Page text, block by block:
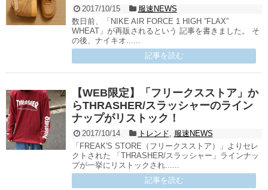
2017/10/15
服速NEWS
数日前、「NIKE AIR FORCE 1 HIGH ”FLAX”
WHEAT」が再販されるという 記事を書きました。 そ
の後、ナイキオ......
記事を読む
【WEB限定】「フリークスストア」か
らTHRASHER/スラッシャーのライン
ナップがリストック！
2017/10/14 トレンド
服速NEWS
「FREAK'S STORE（フリークスストア）」よりセレ
クトされた 「THRASHER/スラッシャー」ラインナッ
プが一挙にリストックされ......
記事を読む